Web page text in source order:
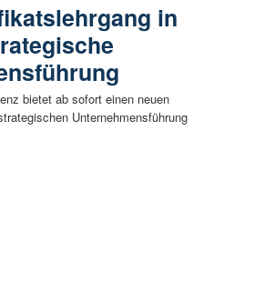
in
bietet ab sofort einen neuen
Unternehmensführung